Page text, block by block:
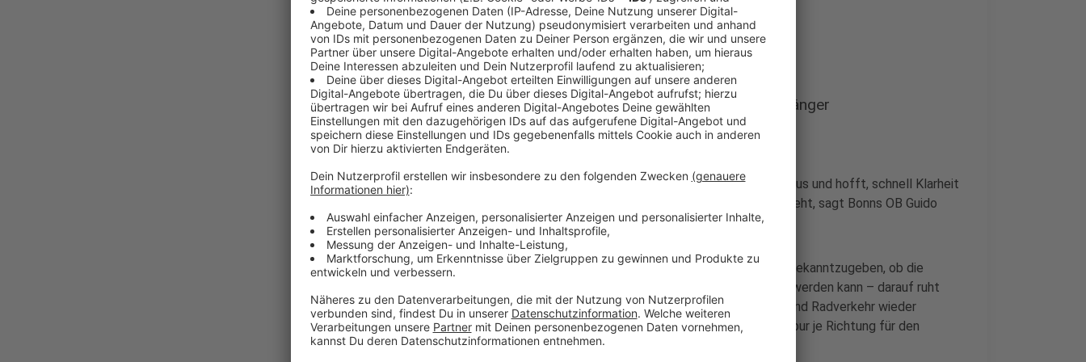
Anzeige
Der Zustands-Bericht zur Bonner Nordbrücke dauert länger
Anzeige
In der Zwischenzeit baut die Stadt Bonn ihre Sofortmaßnahmen aus und hofft, schnell Klarheit
zu bekommen, wie schlimm es denn nun wirklich um die Brücke steht, sagt Bonns OB Guido
Deus in seinem neuesten Social-Media-Statement:
„Wie die Autobahn GmbH angekündigt hat, ihre Entscheidung bekanntzugeben, ob die
Nordbrücke für einen eingeschränkten Kreis wieder geöffnet werden kann – darauf ruht
unsere Hoffnung. Möglichst schnell die Nordbrücke für Fuß- und Radverkehr wieder
nutzen zu können und bestenfalls auch mindestens für eine Spur je Richtung für den
Individualverkehr.“